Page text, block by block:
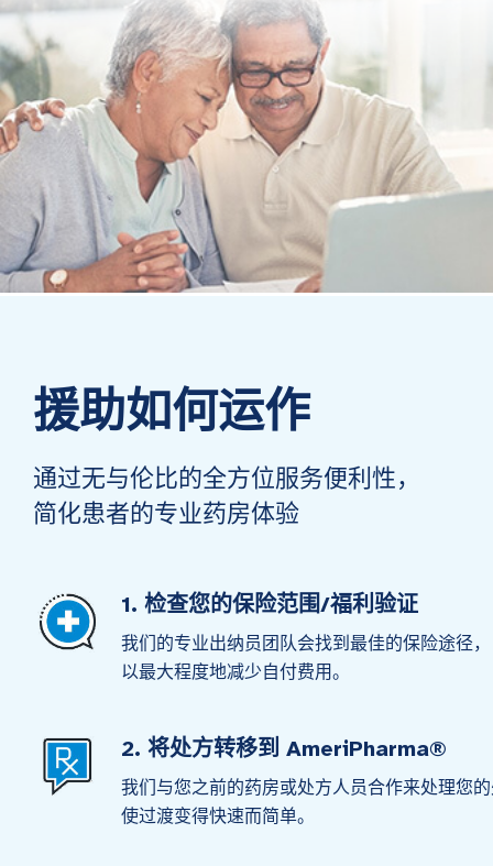
援助如何运作
通过无与伦比的全方位服务便利性，
简化患者的专业药房体验
1. 检查您的保险范围/福利验证
我们的专业出纳员团队会找到最佳的保险途径，
以最大程度地减少自付费用。
2. 将处方转移到 AmeriPharma®
我们与您之前的药房或处方人员合作来处理您
使过渡变得快速而简单。